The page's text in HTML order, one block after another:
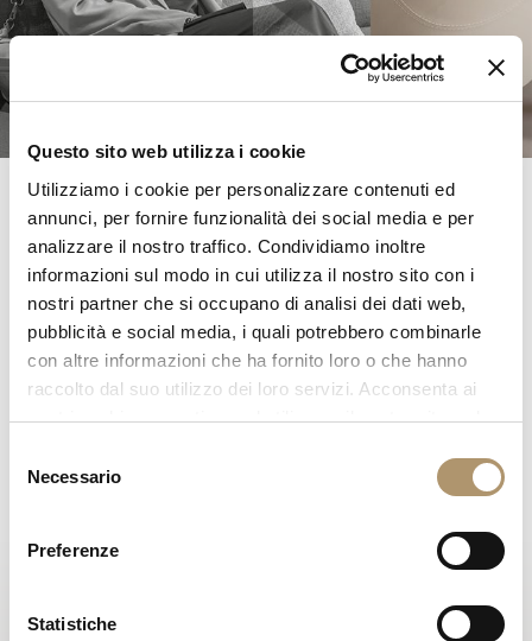
Questo sito web utilizza i cookie
Utilizziamo i cookie per personalizzare contenuti ed
annunci, per fornire funzionalità dei social media e per
analizzare il nostro traffico. Condividiamo inoltre
informazioni sul modo in cui utilizza il nostro sito con i
nostri partner che si occupano di analisi dei dati web,
pubblicità e social media, i quali potrebbero combinarle
con altre informazioni che ha fornito loro o che hanno
raccolto dal suo utilizzo dei loro servizi. Acconsenta ai
nostri cookie se continua ad utilizzare il nostro sito web.
delNecessario
Preferenze
Statistiche
AURA COLLECTION —
Intervista a Margherita Fanti
20 maggio
In questa intervista, Margherita Fanti ci accompagna alla
scoperta di AURA, una collezione che reinterpreta lo
materiali raffinati, pensati per dialogare con la luce e con
della linearità tradizionale per dare vita a un linguaggio
progettuale più sensuale e contemporaneo, in cui ogni
estetica e funzionalità. Le forme si trasformano in